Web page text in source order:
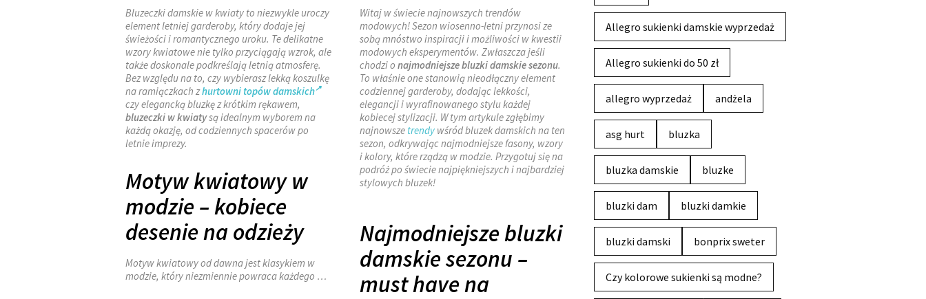
Bluzeczki damskie w kwiaty to niezwykle uroczy
element letniej garderoby, który dodaje jej
świeżości i romantycznego uroku. Te delikatne
wzory kwiatowe nie tylko przyciągają wzrok, ale
także doskonale podkreślają letnią atmosferę.
Bez względu na to, czy wybierasz lekką koszulkę
na ramiączkach zhurtowni topów damskich
czy elegancką bluzkę z krótkim rękawem,
bluzeczki w kwiatysą idealnym wyborem na
każdą okazję, od codziennych spacerów po
letnie imprezy.
Motyw kwiatowy w
modzie – kobiece
desenie na odzieży
Motyw kwiatowy od dawna jest klasykiem w
modzie, który niezmiennie powraca każdego …
Witaj w świecie najnowszych trendów
modowych! Sezon wiosenno-letni przynosi ze
sobą mnóstwo inspiracji i możliwości w kwestii
modowych eksperymentów. Zwłaszcza jeśli
chodzi o najmodniejsze bluzki damskie sezonu.
To właśnie one stanowią nieodłączny element
codziennej garderoby, dodając lekkości,
elegancji i wyrafinowanego stylu każdej
kobiecej stylizacji. W tym artykule zgłębimy
najnowsze trendy wśród bluzek damskich na ten
sezon, odkrywając najmodniejsze fasony, wzory
i kolory, które rządzą w modzie. Przygotuj się na
podróż po świecie najpiękniejszych i najbardziej
stylowych bluzek!
Najmodniejsze bluzki
damskie sezonu –
must have na
Allegro sukienki damskie wyprzedaż
Allegro sukienki do 50 zł
allegro wyprzedaż andżela
asg hurt bluzka
bluzka damskie bluzke
bluzki dam bluzki damkie
bluzki damski bonprix sweter
Czy kolorowe sukienki są modne?